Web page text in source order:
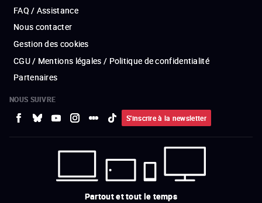
FAQ / Assistance
Nous contacter
Gestion des cookies
CGU / Mentions légales / Politique de confidentialité
Partenaires
NOUS SUIVRE
S'inscrire à la newsletter
Partout et tout le temps